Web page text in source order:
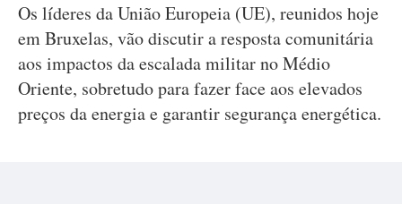
Os líderes da União Europeia (UE), reunidos hoje
em Bruxelas, vão discutir a resposta comunitária
aos impactos da escalada militar no Médio
Oriente, sobretudo para fazer face aos elevados
preços da energia e garantir segurança energética.